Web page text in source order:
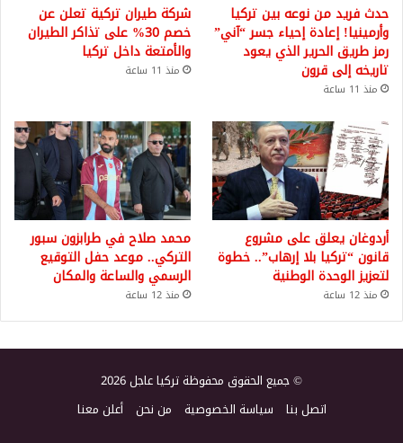
حدث فريد من نوعه بين تركيا
وأرمينيا! إعادة إحياء جسر “آني”
رمز طريق الحرير الذي يعود
تاريخه إلى قرون
منذ 11 ساعة
شركة طيران تركية تعلن عن
خصم 30% على تذاكر الطيران
والأمتعة داخل تركيا
منذ 11 ساعة
أردوغان يعلق على مشروع
قانون “تركيا بلا إرهاب”.. خطوة
لتعزيز الوحدة الوطنية
منذ 12 ساعة
محمد صلاح في طرابزون سبور
التركي.. موعد حفل التوقيع
الرسمي والساعة والمكان
منذ 12 ساعة
© جميع الحقوق محفوظة تركيا عاجل 2026
اتصل بنا سياسة الخصوصية من نحن أعلن معنا